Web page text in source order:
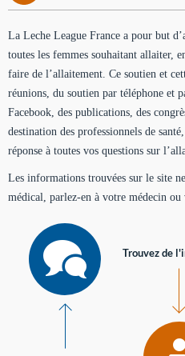
La Leche League France a pour but
toutes les femmes souhaitant allaiter,
faire de l’allaitement. Ce soutien et
réunions, du soutien par téléphone et
Facebook, des publications, des
destination des professionnels de
réponse à toutes vos questions sur
Les informations trouvées sur le site
médical, parlez-en à votre médecin ou
Trouvez de